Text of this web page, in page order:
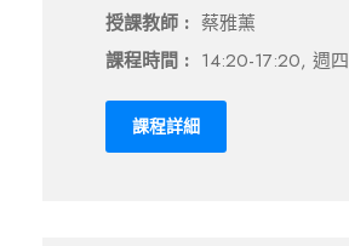
授課教師 : 蔡雅薰
課程時間 : 14:20-17:20, 週四
課程詳細